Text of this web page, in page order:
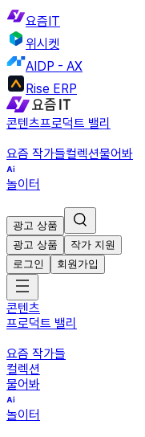
요즘IT
위시켓
AIDP - AX
Rise ERP
콘텐츠프로덕트 밸리
요즘 작가들컬렉션물어봐
놀이터
광고 상품
광고 상품
작가 지원
로그인
회원가입
콘텐츠
프로덕트 밸리
요즘 작가들
컬렉션
물어봐
놀이터